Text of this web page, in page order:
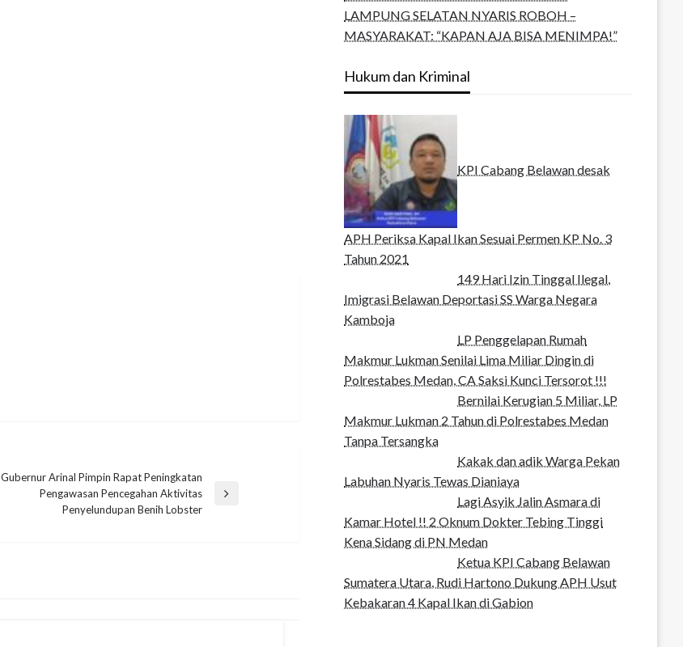
Gubernur Arinal Pimpin Rapat Peningkatan
Pengawasan Pencegahan Aktivitas
Penyelundupan Benih Lobster
LAMPUNG SELATAN NYARIS ROBOH –
MASYARAKAT: “KAPAN AJA BISA MENIMPA!”
Hukum dan Kriminal
KPI Cabang Belawan desak
APH Periksa Kapal Ikan Sesuai Permen KP No. 3
Tahun 2021
149 Hari Izin Tinggal Ilegal,
Imigrasi Belawan Deportasi SS Warga Negara
Kamboja
LP Penggelapan Rumah
Makmur Lukman Senilai Lima Miliar Dingin di
Polrestabes Medan, CA Saksi Kunci Tersorot !!!
Bernilai Kerugian 5 Miliar, LP
Makmur Lukman 2 Tahun di Polrestabes Medan
Tanpa Tersangka
Kakak dan adik Warga Pekan
Labuhan Nyaris Tewas Dianiaya
Lagi Asyik Jalin Asmara di
Kamar Hotel !! 2 Oknum Dokter Tebing Tinggi
Kena Sidang di PN Medan
Ketua KPI Cabang Belawan
Sumatera Utara, Rudi Hartono Dukung APH Usut
Kebakaran 4 Kapal Ikan di Gabion